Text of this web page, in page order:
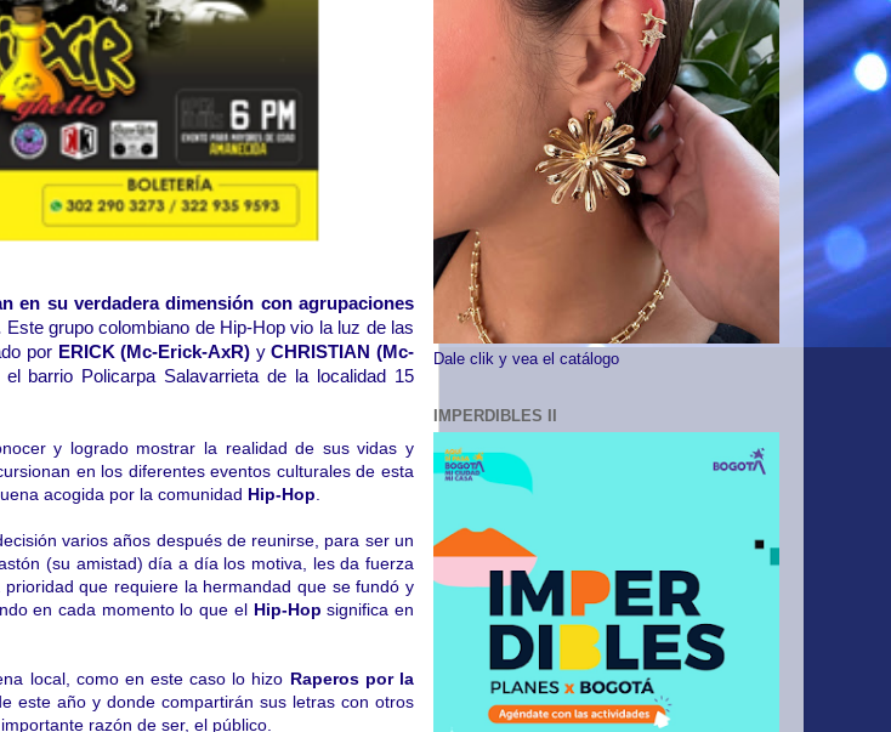
en su verdadera dimensión con agrupaciones
Este grupo colombiano de Hip-Hop vio la luz de las
por ERICK (Mc-Erick-AxR) yCHRISTIAN (Mc-
barrio Policarpa Salavarrieta de la localidad 15
y logrado mostrar la realidad de sus vidas y
en los diferentes eventos culturales de esta
acogida por la comunidad Hip-Hop
varios años después de reunirse, para ser un
(su amistad) día a día los motiva, les da fuerza
que requiere la hermandad que se fundó y
en cada momento lo que el Hip-Hop significa en
local, como en este caso lo hizo Raperos por la
este año y donde compartirán sus letras con otros
razón de ser, el público.
Dale clik y vea el catálogo
IMPERDIBLES II